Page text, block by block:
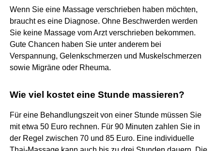
Wenn Sie eine Massage verschrieben haben möchten,
braucht es eine Diagnose. Ohne Beschwerden werden
Sie keine Massage vom Arzt verschrieben bekommen.
Gute Chancen haben Sie unter anderem bei
Verspannung, Gelenkschmerzen und Muskelschmerzen
sowie Migräne oder Rheuma.
Wie viel kostet eine Stunde massieren?
Für eine Behandlungszeit von einer Stunde müssen Sie
mit etwa 50 Euro rechnen. Für 90 Minuten zahlen Sie in
der Regel zwischen 70 und 85 Euro. Eine individuelle